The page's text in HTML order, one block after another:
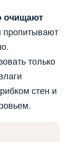
очищают
пропитывают
только
стен и